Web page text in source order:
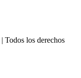
|Todos los derechos